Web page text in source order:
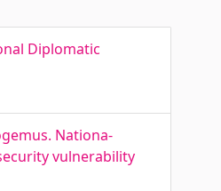
Diplomatic
Nationa-
vulnerability